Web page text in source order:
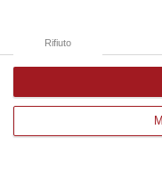
Rifiuto
Corriere delle Calabria è
©2012--